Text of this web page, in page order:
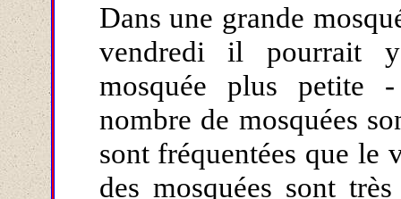
Dans une grande
vendredi il pourrait
mosquée plus petite
nombre de mosquées
sont fréquentées que le
des mosquées sont